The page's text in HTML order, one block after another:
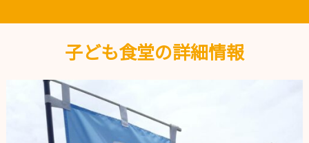
子ども食堂の詳細情報